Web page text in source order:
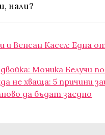
нали?
и Венсан Касел: Една
двойка: Моника
не хваща: 5 причини
да бъдат заедно